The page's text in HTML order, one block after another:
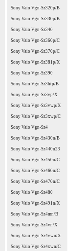
Sony Vaio Vgn-Sz320p/B
Sony Vaio Vgn-Sz330p/B
Sony Vaio Vgn-Sz340
Sony Vaio Vgn-Sz360p/C
Sony Vaio Vgn-Sz370p/C
Sony Vaio Vgn-Sz381p/X
Sony Vaio Vgn-Sz390
Sony Vaio Vgn-Sz3htp/B
Sony Vaio Vgn-Sz3vp/X
Sony Vaio Vgn-Sz3vwp/X
Sony Vaio Vgn-Sz3xwp/C
Sony Vaio Vgn-Sz4
Sony Vaio Vgn-Sz430n/B
Sony Vaio Vgn-Sz440n23
Sony Vaio Vgn-Sz450n/C
Sony Vaio Vgn-Sz460n/C
Sony Vaio Vgn-Sz470n/C
Sony Vaio Vgn-Sz480
Sony Vaio Vgn-Sz491n/X
Sony Vaio Vgn-Sz4mn/B
Sony Vaio Vgn-Sz4vn/X
Sony Vaio Vgn-Sz4vwn/X
Sony Vaio Vgn-Sz4xwn/C